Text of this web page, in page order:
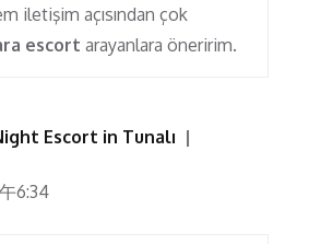
iletişim açısından çok
escort arayanlara öneririm.
Escort in Tunalı
6:34